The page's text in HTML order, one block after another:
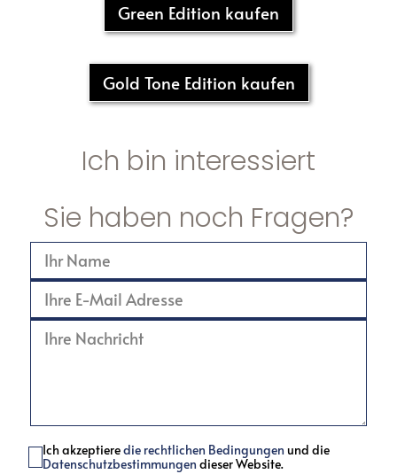
Green Edition kaufen
Gold Tone Edition kaufen
Ich bin interessiert
Sie haben noch Fragen?
Ich akzeptieredie rechtlichen Bedingungen und die
Datenschutzbestimmungen dieser Website.